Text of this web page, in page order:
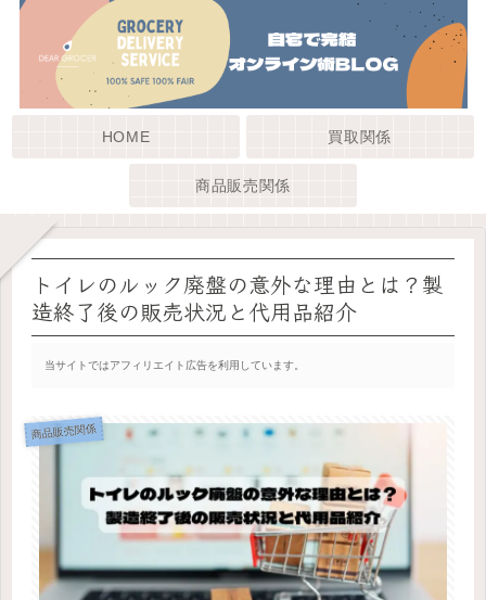
HOME 買取関係
商品販売関係
トイレのルック廃盤の意外な理由とは？製
造終了後の販売状況と代用品紹介
当サイトではアフィリエイト広告を利用しています。
商品販売関係